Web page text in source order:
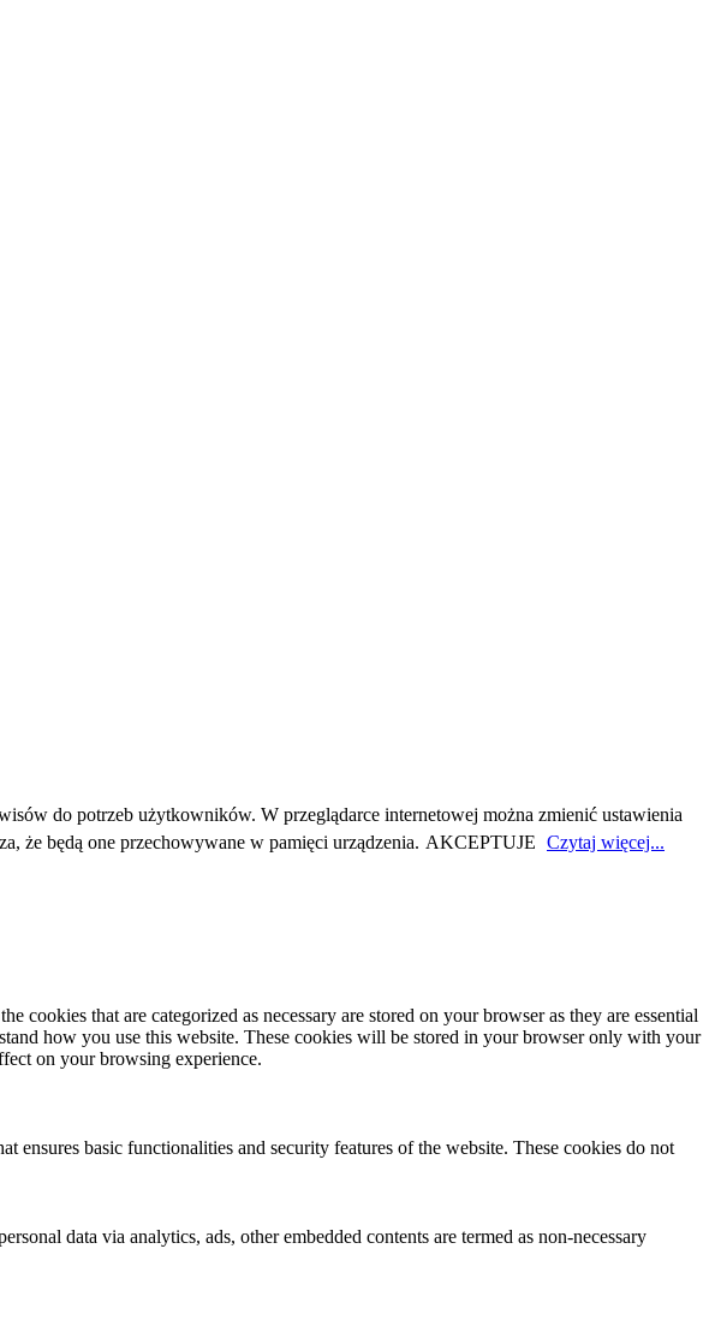
do potrzeb użytkowników. W przeglądarce internetowej można zmienić ustawienia
że będą one przechowywane w pamięci urządzenia. AKCEPTUJE Czytaj więcej...
that are categorized as necessary are stored on your browser as they are essential
how you use this website. These cookies will be stored in your browser only with your
on your browsing experience.
basic functionalities and security features of the website. These cookies do not
data via analytics, ads, other embedded contents are termed as non-necessary